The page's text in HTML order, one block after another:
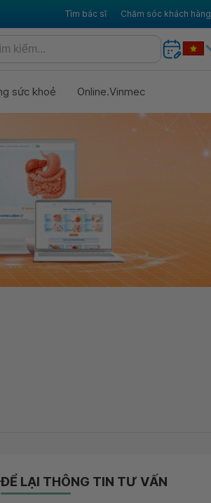
Tìm bác sĩ Chăm sóc khách hàng
sức khoẻ Online.Vinmec
ĐỂ LẠI THÔNG TIN TƯ VẤN